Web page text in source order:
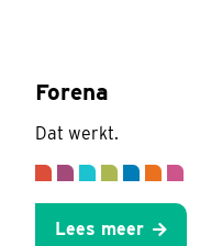
Forena
Dat werkt.
Lees meer